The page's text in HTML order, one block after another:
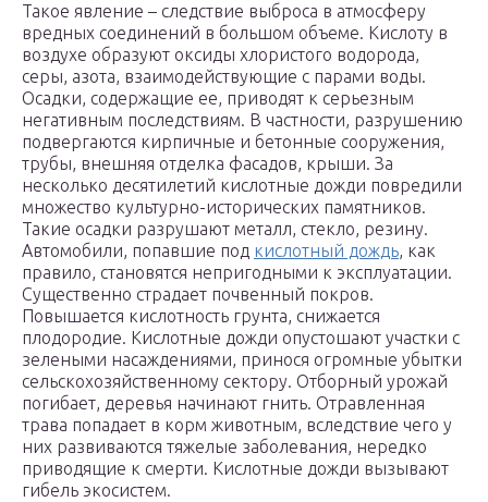
Такое явление – следствие выброса в атмосферу
вредных соединений в большом объеме. Кислоту в
воздухе образуют оксиды хлористого водорода,
серы, азота, взаимодействующие с парами воды.
Осадки, содержащие ее, приводят к серьезным
негативным последствиям. В частности, разрушению
подвергаются кирпичные и бетонные сооружения,
трубы, внешняя отделка фасадов, крыши. За
несколько десятилетий кислотные дожди повредили
множество культурно-исторических памятников.
Такие осадки разрушают металл, стекло, резину.
Автомобили, попавшие под кислотный дождь, как
правило, становятся непригодными к эксплуатации.
Существенно страдает почвенный покров.
Повышается кислотность грунта, снижается
плодородие. Кислотные дожди опустошают участки с
зелеными насаждениями, принося огромные убытки
сельскохозяйственному сектору. Отборный урожай
погибает, деревья начинают гнить. Отравленная
трава попадает в корм животным, вследствие чего у
них развиваются тяжелые заболевания, нередко
приводящие к смерти. Кислотные дожди вызывают
гибель экосистем.